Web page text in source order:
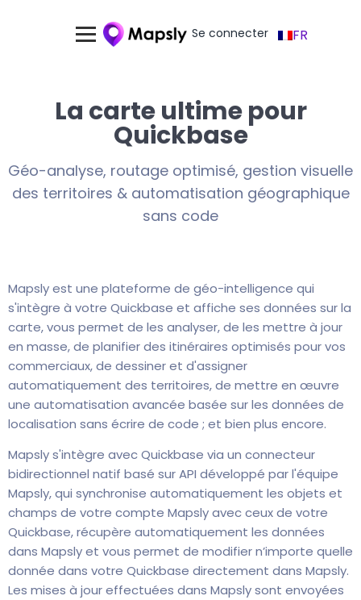
Se connecter FR
La carte ultime pour
Quickbase
Géo-analyse, routage optimisé, gestion visuelle
des territoires & automatisation géographique
sans code
Mapsly est une plateforme de géo-intelligence qui
s'intègre à votre Quickbase et affiche ses données sur la
carte, vous permet de les analyser, de les mettre à jour
en masse, de planifier des itinéraires optimisés pour vos
commerciaux, de dessiner et d'assigner
automatiquement des territoires, de mettre en œuvre
une automatisation avancée basée sur les données de
localisation sans écrire de code ; et bien plus encore.
Mapsly s'intègre avec Quickbase via un connecteur
bidirectionnel natif basé sur API développé par l'équipe
Mapsly, qui synchronise automatiquement les objets et
champs de votre compte Mapsly avec ceux de votre
Quickbase, récupère automatiquement les données
dans Mapsly et vous permet de modifier n’importe quelle
donnée dans votre Quickbase directement dans Mapsly.
Les mises à jour effectuées dans Mapsly sont envoyées